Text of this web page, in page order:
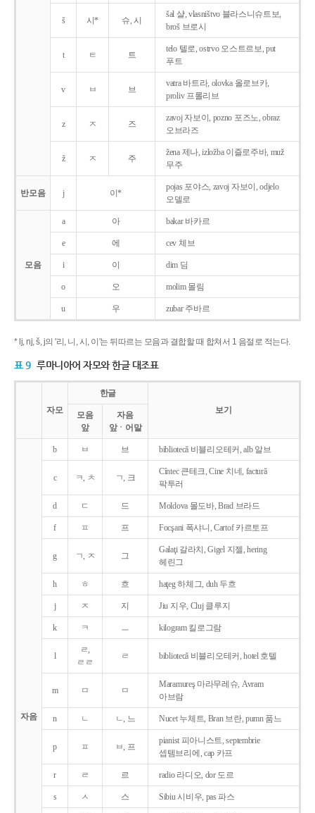
š 시* 슈, 시
šal 샬, vlasništvo 블라스니슈트보,
broš 브로시
t ㅌ 트
telo 텔로, ostrvo 오스트르보, put
푸트
v ㅂ 브
vatra 바트라, olovka 올로브카,
proliv 프롤리브
z ㅈ 즈
zavoj 자보이, pozno 포즈노, obraz
오브라즈
ž ㅈ 주
žena 제나, izložba 이즐로주바, muž
무주
반모음 j 이*
pojas 포야스, zavoj 자보이, odjelo
오델로
모음
a 아 bakar 바카르
e 에 cev 체브
i 이 dim 딤
o 오 molim 몰림
u 우 zubar 주바르
* lj, nj, š, j의 '리, 니, 시, 이'는 뒤따르는 모음과 결합할 때 합쳐서 1 음절로 적는다.
표 9 루마니아어 자모와 한글 대조표
자모
한글
보기
모음
앞
자음
앞ㆍ어말
자음
b ㅂ 브 bibliotecǎ 비블리오테커, alb 알브
c ㅋ, ㅊ ㄱ, 크
Cîntec 큰테크, Cine 치네, facturǎ
팍투러
d ㄷ 드 Moldova 몰도바, Brad 브라드
f ㅍ 프 Focşani 폭샤니, Cartof 카르토프
g ㄱ, ㅈ 그
Galaţi 갈라치, Gigel 지젤, hering
헤린그
h ㅎ 흐 haţeg 하체그, duh 두흐
j ㅈ 지 Jiu 지우, Cluj 클루지
k ㅋ ㅡ kilogram 킬로그람
l
ㄹ,
ㄹㄹ
ㄹ bibliotecǎ 비블리오테커, hotel 호텔
m ㅁ ㅁ
Maramureş 마라무레슈, Avram
아브람
n ㄴ ㄴ, 느 Nucet 누체트, Bran 브란, pumn 품느
p ㅍ ㅂ, 프
pianist 피아니스트, septembrie
셉템브리에, cap 카프
r ㄹ 르 radio 라디오, dor 도르
s ㅅ 스 Sibiu 시비우, pas 파스